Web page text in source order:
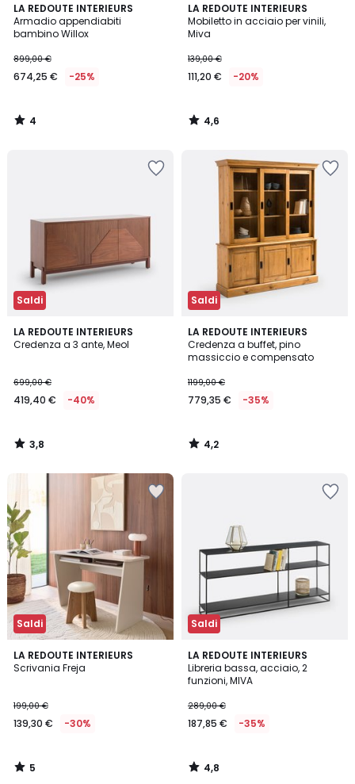
LA REDOUTE INTERIEURS
Armadio appendiabiti
bambino Willox
899,00 €
674,25 € -25%
4
/
5
4
/
LA REDOUTE INTERIEURS
Mobiletto in acciaio per vinili,
Miva
139,00 €
111,20 € -20%
4,6
/ 5
4,6
/
Saldi
LA REDOUTE INTERIEURS
Credenza a 3 ante, Meol
699,00 €
419,40 € -40%
3,8
/ 5
3,8
/
Saldi
LA REDOUTE INTERIEURS
Credenza a buffet, pino
massiccio e compensato
1199,00 €
779,35 € -35%
4,2
/ 5
4,2
/
Saldi
LA REDOUTE INTERIEURS
Scrivania Freja
199,00 €
139,30 € -30%
5
/
5
/
Saldi
LA REDOUTE INTERIEURS
Libreria bassa, acciaio, 2
funzioni, MIVA
289,00 €
187,85 € -35%
4,8
/ 5
4,8
/